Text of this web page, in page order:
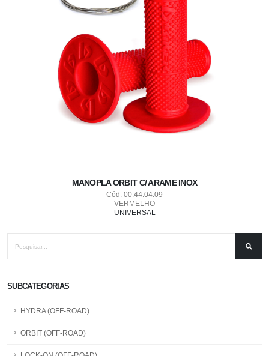
SUBCATEGORIAS
HYDRA (OFF-ROAD)
ORBIT (OFF-ROAD)
MANOPLA ORBIT C/ ARAME INOX
Cód. 00.44.04.09
VERMELHO
UNIVERSAL